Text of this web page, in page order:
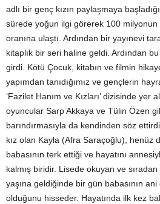
adlı bir genç kızın paylaşmaya
sürede yoğun ilgi görerek 100
oranına ulaştı. Ardından bir yayınevi
kitaplık bir seri haline geldi. Ardından
girdi. Kötü Çocuk, kitabın ve filmin
yapımdan tanıdığımız ve gençlerin
‘Fazilet Hanım ve Kızları’ dizisinde yer
oyuncular Sarp Akkaya ve Tülin Özen
barındırmasıyla da kendinden söz
kız olan Kayla (Afra Saraçoğlu), henüz
babasının terk ettiği ve hayatını
kalmış biridir. Lisede okuyan ve
yaşına geldiğinde bir gün babasının
olduğunu hisseder. Hayatında ilk kez